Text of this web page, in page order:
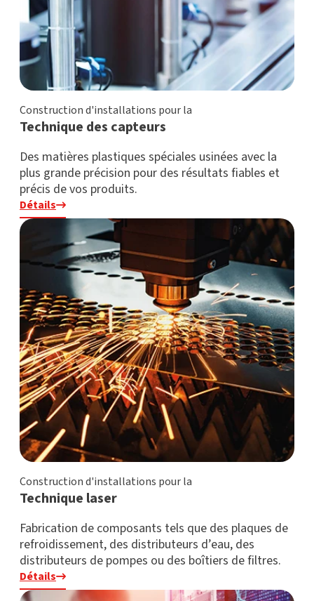
Construction d'installations pour la
Technique des capteurs
Des matières plastiques spéciales usinées avec la
plus grande précision pour des résultats fiables et
précis de vos produits.
Détails
Construction d'installations pour la
Technique laser
Fabrication de composants tels que des plaques de
refroidissement, des distributeurs d’eau, des
distributeurs de pompes ou des boîtiers de filtres.
Détails